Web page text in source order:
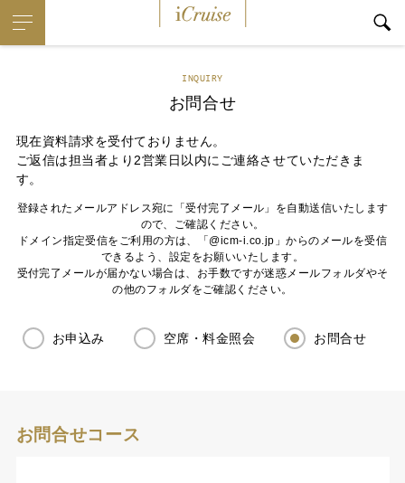
INQUIRY
お問合せ
現在資料請求を受付ておりません。
ご返信は担当者より2営業日以内にご連絡させていただきま
す。
登録されたメールアドレス宛に「受付完了メール」を自動送信いたします
ので、ご確認ください。
ドメイン指定受信をご利用の方は、「@icm-i.co.jp」からのメールを受信
できるよう、設定をお願いいたします。
受付完了メールが届かない場合は、お手数ですが迷惑メールフォルダやそ
の他のフォルダをご確認ください。
お申込み 空席・料金照会 お問合せ
お問合せコース